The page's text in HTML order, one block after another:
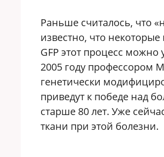
Раньше считалось, что
известно, что
GFP этот процесс
2005 году профессором
генетически
приведут к победе над
старше 80 лет. Уже
ткани при этой болезни.